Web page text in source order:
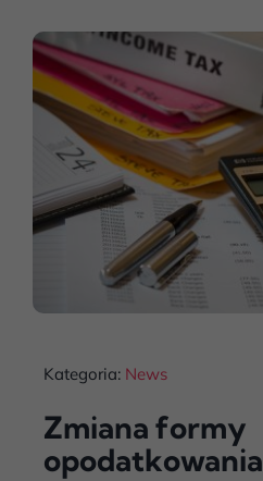
Kategoria: News
Zmiana formy
opodatkowania